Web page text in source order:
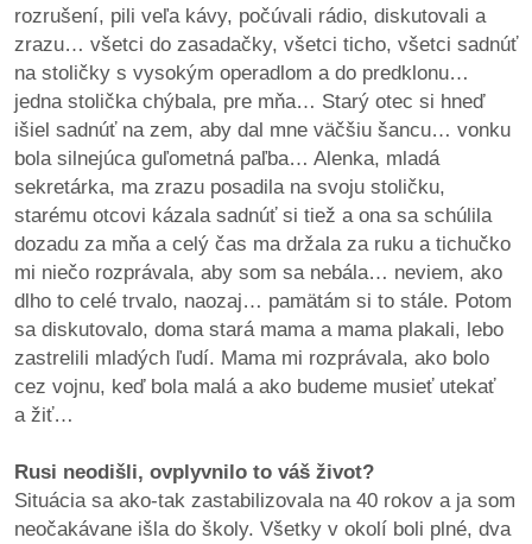
rozrušení, pili veľa kávy, počúvali rádio, diskutovali a
zrazu… všetci do zasadačky, všetci ticho, všetci sadnúť
na stoličky s vysokým operadlom a do predklonu…
jedna stolička chýbala, pre mňa… Starý otec si hneď
išiel sadnúť na zem, aby dal mne väčšiu šancu… vonku
bola silnejúca guľometná paľba… Alenka, mladá
sekretárka, ma zrazu posadila na svoju stoličku,
starému otcovi kázala sadnúť si tiež a ona sa schúlila
dozadu za mňa a celý čas ma držala za ruku a tichučko
mi niečo rozprávala, aby som sa nebála… neviem, ako
dlho to celé trvalo, naozaj… pamätám si to stále. Potom
sa diskutovalo, doma stará mama a mama plakali, lebo
zastrelili mladých ľudí. Mama mi rozprávala, ako bolo
cez vojnu, keď bola malá a ako budeme musieť utekať
a žiť…
Rusi neodišli, ovplyvnilo to váš život?
Situácia sa ako-tak zastabilizovala na 40 rokov a ja som
neočakávane išla do školy. Všetky v okolí boli plné, dva